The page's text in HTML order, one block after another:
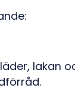
lakan